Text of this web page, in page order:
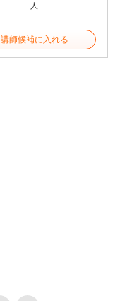
人
講師候補に入れる